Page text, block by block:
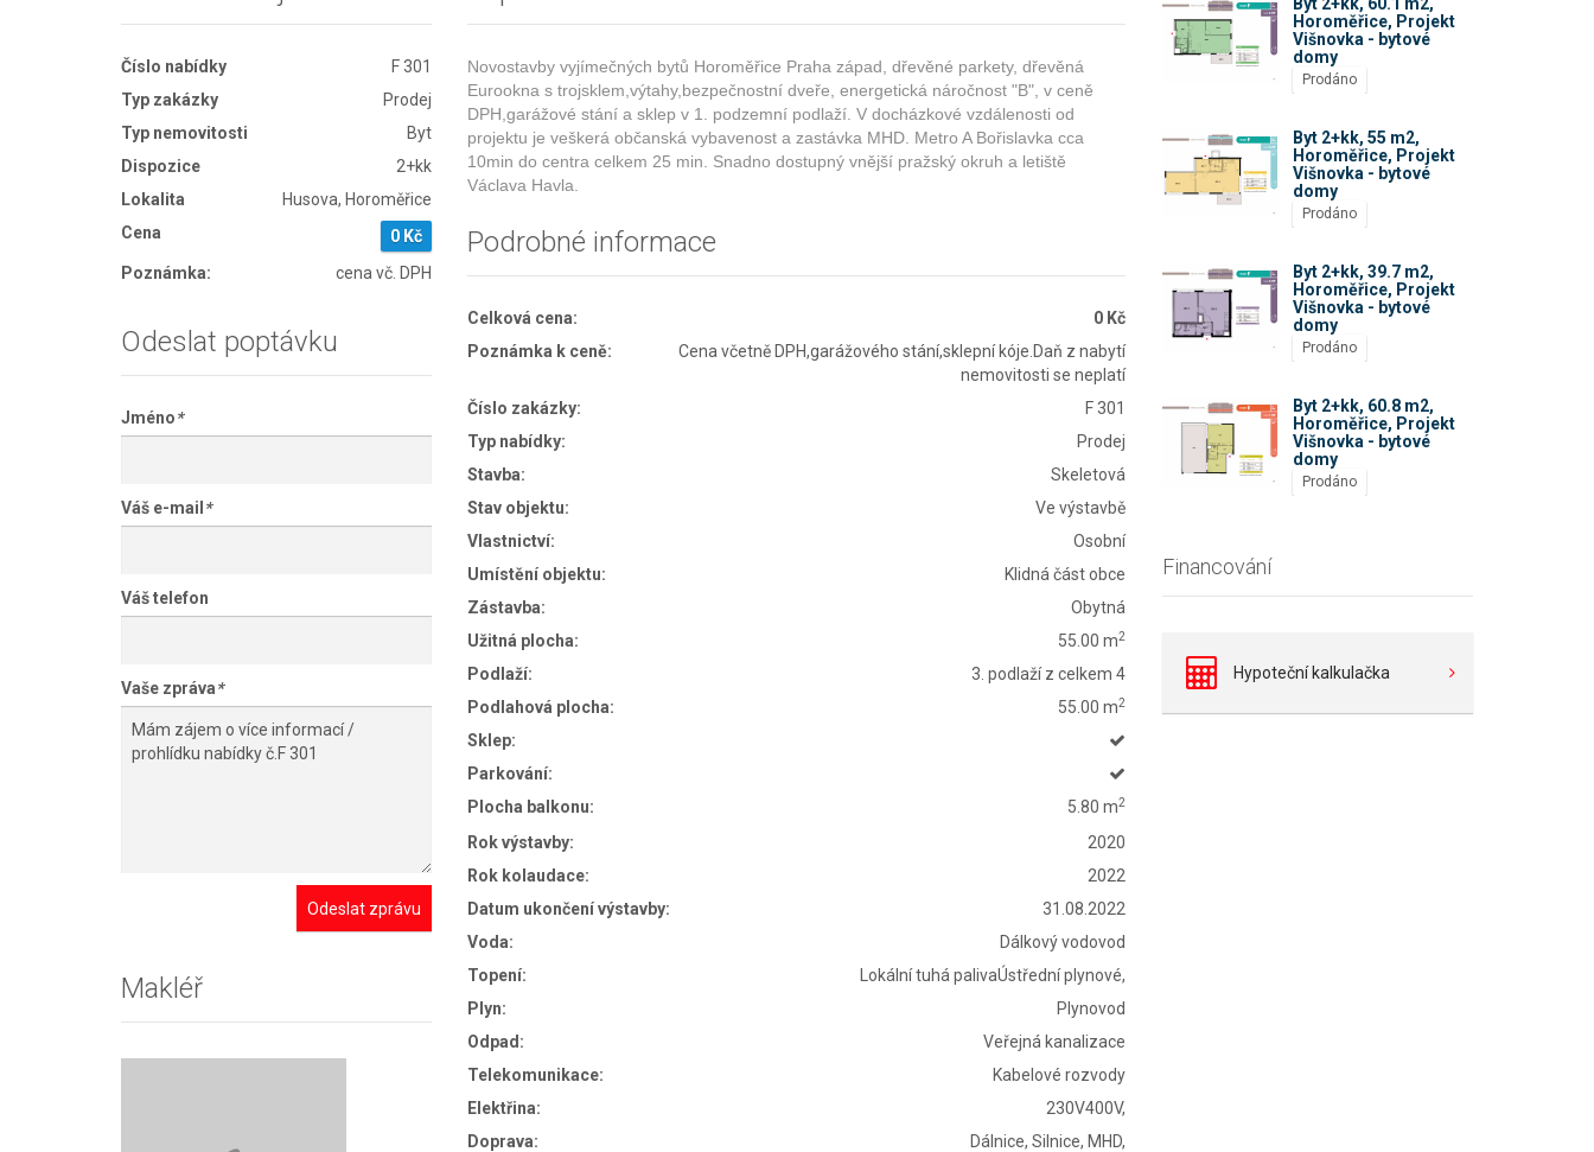
Číslo nabídky
F 301
Typ zakázky
Prodej
Typ nemovitosti
Byt
Dispozice
2+kk
Lokalita
Husova, Horoměřice
Cena
0 Kč
Poznámka:
cena vč. DPH
Odeslat poptávku
Jméno*
Váš e-mail *
Váš telefon
Vaše zpráva*
Odeslat zprávu
Makléř
Novostavby vyjímečných bytů Horoměřice Praha západ, dřevěné parkety, dřevěná
Eurookna s trojsklem,výtahy,bezpečnostní dveře, energetická náročnost "B", v ceně
DPH,garážové stání a sklep v 1. podzemní podlaží. V docházkové vzdálenosti od
projektu je veškerá občanská vybavenost a zastávka MHD. Metro A Bořislavka cca
10min do centra celkem 25 min. Snadno dostupný vnější pražský okruh a letiště
Václava Havla.
Podrobné informace
Celková cena:
0 Kč
Poznámka k ceně:
Cena včetně DPH,garážového stání,sklepní kóje.Daň z nabytí
nemovitosti se neplatí
Číslo zakázky:
F 301
Typ nabídky:
Prodej
Stavba:
Skeletová
Stav objektu:
Ve výstavbě
Vlastnictví:
Osobní
Umístění objektu:
Klidná část obce
Zástavba:
Obytná
Užitná plocha:
55.00 m2
Podlaží:
3. podlaží z celkem 4
Podlahová plocha:
55.00 m2
Sklep:
Parkování:
Plocha balkonu:
5.80 m2
Rok výstavby:
2020
Rok kolaudace:
2022
Datum ukončení výstavby:
31.08.2022
Voda:
Dálkový vodovod
Topení:
Lokální tuhá palivaÚstřední plynové,
Plyn:
Plynovod
Odpad:
Veřejná kanalizace
Telekomunikace:
Kabelové rozvody
Elektřina:
230V400V,
Doprava:
Dálnice, Silnice, MHD,
Horoměřice, Projekt
Višnovka - bytové
domy
Prodáno
Byt 2+kk, 55 m2,
Horoměřice, Projekt
Višnovka - bytové
domy
Prodáno
Byt 2+kk, 39.7 m2,
Horoměřice, Projekt
Višnovka - bytové
domy
Prodáno
Byt 2+kk, 60.8 m2,
Horoměřice, Projekt
Višnovka - bytové
domy
Prodáno
Financování
Hypoteční kalkulačka